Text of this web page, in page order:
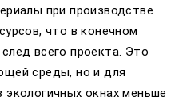
при производстве
что в конечном
всего проекта. Это
среды, но и для
окнах меньше